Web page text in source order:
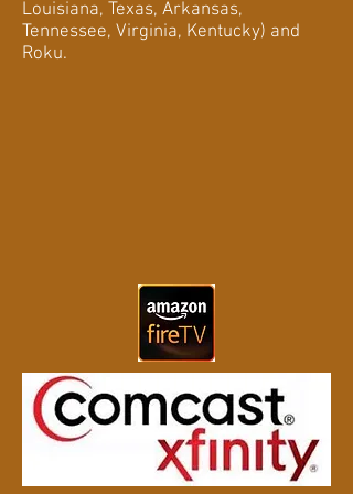
Louisiana, Texas, Arkansas,
Tennessee, Virginia, Kentucky) and
Roku.